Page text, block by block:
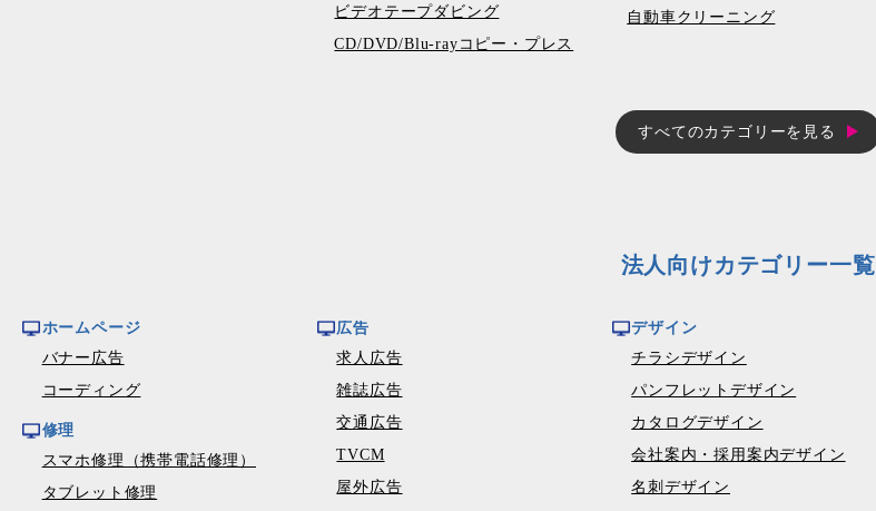
ビデオテープダビング
CD/DVD/Blu-rayコピー・プレス
自動車クリーニング
すべてのカテゴリーを見る
法人向けカテゴリー一覧
ホームページ
バナー広告
コーディング
修理
スマホ修理（携帯電話修理）
タブレット修理
広告
求人広告
雑誌広告
交通広告
TVCM
屋外広告
デザイン
チラシデザイン
パンフレットデザイン
カタログデザイン
会社案内・採用案内デザイン
名刺デザイン